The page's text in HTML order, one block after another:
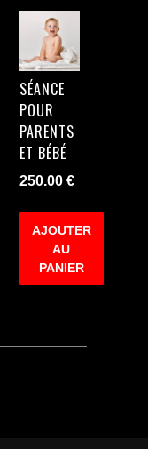
SÉANCE
POUR
PARENTS
ET BÉBÉ
250.00 €
AJOUTER
AU
PANIER